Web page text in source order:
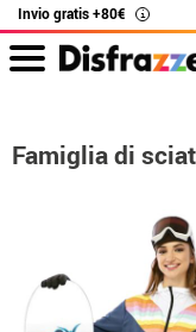
Invio gratis +80€ i
Famiglia di